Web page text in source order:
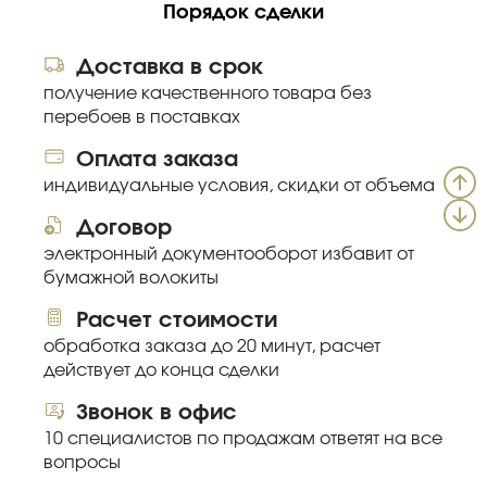
Порядок сделки
Доставка в срок
получение качественного товара без
перебоев в поставках
Оплата заказа
индивидуальные условия, скидки от объема
Договор
электронный документооборот избавит от
бумажной волокиты
Расчет стоимости
обработка заказа до 20 минут, расчет
действует до конца сделки
Звонок в офис
10 специалистов по продажам ответят на все
вопросы